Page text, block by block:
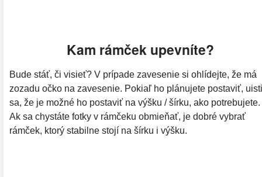
Kam rámček upevníte?
Bude stáť, či visieť? V prípade zavesenie si ohlídejte, že má
zozadu očko na zavesenie. Pokiaľ ho plánujete postaviť,
sa, že je možné ho postaviť na výšku / šírku, ako potrebujete.
Ak sa chystáte fotky v rámčeku obmieňať, je dobré vybrať
rámček, ktorý stabilne stojí na šírku i výšku.